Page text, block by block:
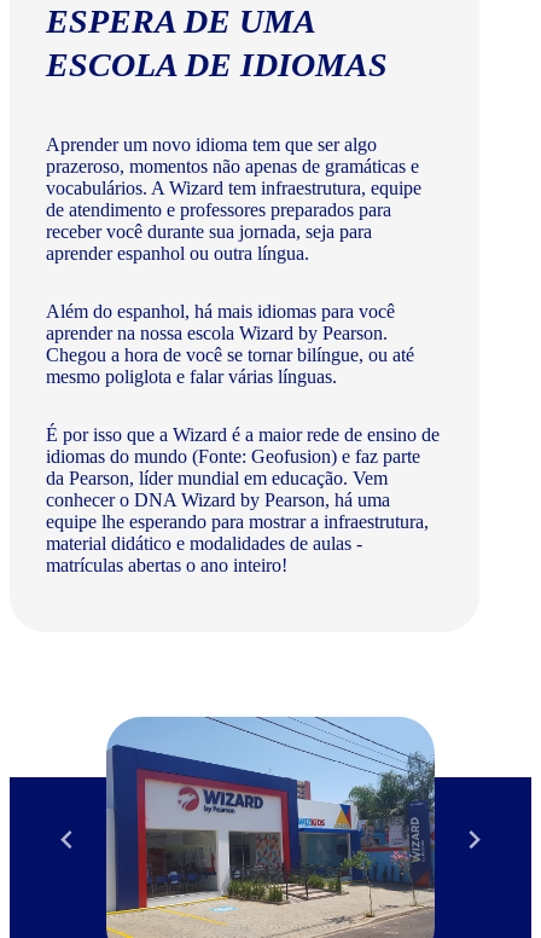
ESPERA DE UMA
ESCOLA DE IDIOMAS
Aprender um novo idioma tem que ser algo
prazeroso, momentos não apenas de gramáticas e
vocabulários. A Wizard tem infraestrutura, equipe
de atendimento e professores preparados para
receber você durante sua jornada, seja para
aprender espanhol ou outra língua.
Além do espanhol, há mais idiomas para você
aprender na nossa escola Wizard by Pearson.
Chegou a hora de você se tornar bilíngue, ou até
mesmo poliglota e falar várias línguas.
É por isso que a Wizard é a maior rede de ensino de
idiomas do mundo (Fonte: Geofusion) e faz parte
da Pearson, líder mundial em educação. Vem
conhecer o DNA Wizard by Pearson, há uma
equipe lhe esperando para mostrar a infraestrutura,
material didático e modalidades de aulas -
matrículas abertas o ano inteiro!